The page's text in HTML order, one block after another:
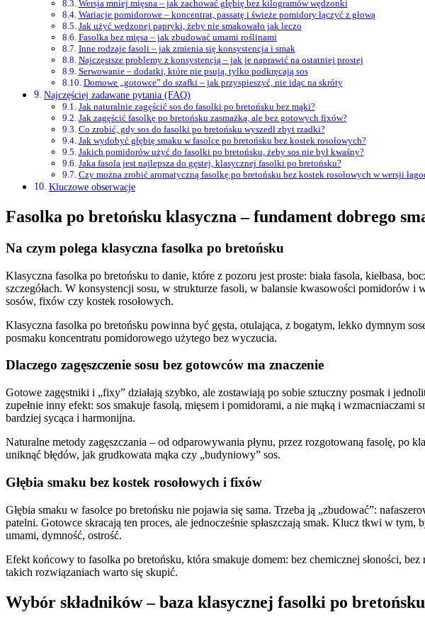
Wersja mniej mięsna – jak zachować głębię bez kilogramów wędzonki
Wariacje pomidorowe – koncentrat, passatę i świeże pomidory łączyć z głową
Jak użyć wędzonej papryki, żeby nie smakowało jak leczo
Fasolka bez mięsa – jak zbudować umami roślinami
Inne rodzaje fasoli – jak zmienia się konsystencja i smak
Najczęstsze problemy z konsystencją – jak je naprawić na ostatniej prostej
Serwowanie – dodatki, które nie psują, tylko podkręcają sos
Domowe „gotowce” do szafki – jak przyspieszyć, nie idąc na skróty
Najczęściej zadawane pytania (FAQ)
Jak naturalnie zagęścić sos do fasolki po bretońsku bez mąki?
Jak zagęścić fasolkę po bretońsku zasmażką, ale bez gotowych fixów?
Co zrobić, gdy sos do fasolki po bretońsku wyszedł zbyt rzadki?
Jak wydobyć głębię smaku w fasolce po bretońsku bez kostek rosołowych?
Jakich pomidorów użyć do fasolki po bretońsku, żeby sos nie był kwaśny?
Jaka fasola jest najlepsza do gęstej, klasycznej fasolki po bretońsku?
Czy można zrobić aromatyczną fasolkę po bretońsku bez kostek rosołowych w wersji
Kluczowe obserwacje
Fasolka po bretońsku klasyczna – fundament dobrego
Na czym polega klasyczna fasolka po bretońsku
Klasyczna fasolka po bretońsku to danie, które z pozoru jest proste: biała fasola, kiełbasa,
szczegółach. W konsystencji sosu, w strukturze fasoli, w balansie kwasowości pomidorów
sosów, fixów czy kostek rosołowych.
Klasyczna fasolka po bretońsku powinna być gęsta, otulająca, z bogatym, lekko dymnym
posmaku koncentratu pomidorowego użytego bez wyczucia.
Dlaczego zagęszczenie sosu bez gotowców ma znaczenie
Gotowe zagęstniki i „fixy” działają szybko, ale zostawiają po sobie sztuczny posmak i
zupełnie inny efekt: sos smakuje fasolą, mięsem i pomidorami, a nie mąką i wzmacniaczami
bardziej sycąca i harmonijna.
Naturalne metody zagęszczania – od odparowywania płynu, przez rozgotowaną fasolę, po
uniknąć błędów, jak grudkowata mąka czy „budyniowy” sos.
Głębia smaku bez kostek rosołowych i fixów
Głębia smaku w fasolce po bretońsku nie pojawia się sama. Trzeba ją „zbudować”:
patelni. Gotowce skracają ten proces, ale jednocześnie spłaszczają smak. Klucz tkwi w
umami, dymność, ostrość.
Efekt końcowy to fasolka po bretońsku, która smakuje domem: bez chemicznej słoności,
takich rozwiązaniach warto się skupić.
Wybór składników – baza klasycznej fasolki po bretońsku